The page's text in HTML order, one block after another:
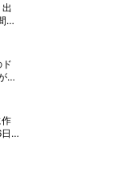
限
ド
6
作